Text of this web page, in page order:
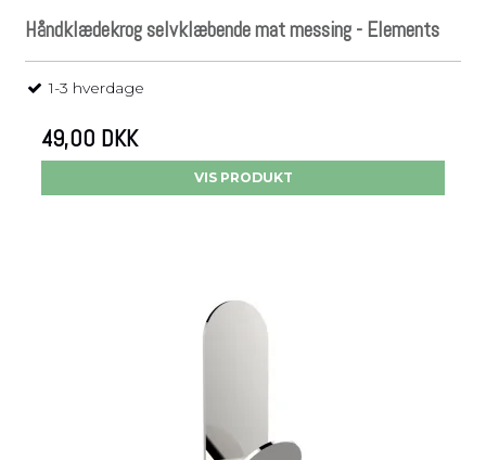
Håndklædekrog selvklæbende mat messing - Elements
1-3 hverdage
49,00 DKK
VIS PRODUKT